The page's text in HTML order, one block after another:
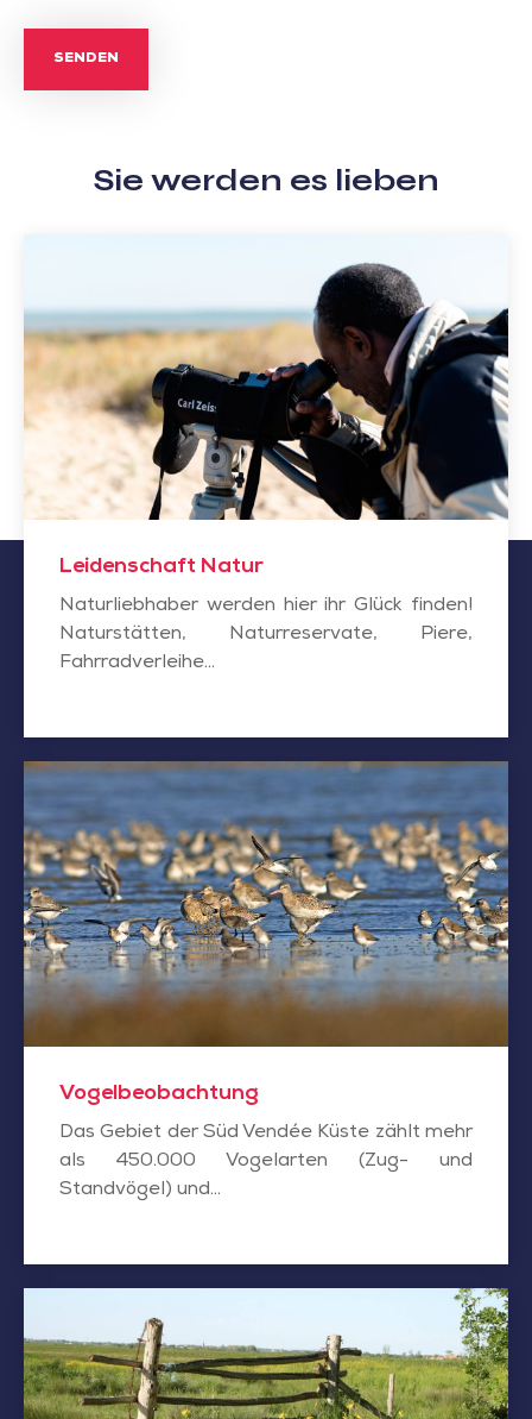
SENDEN
Sie werden es lieben
Leidenschaft Natur
Naturliebhaber werden hier ihr Glück finden!
Naturstätten, Naturreservate, Piere,
Fahrradverleihe...
Vogelbeobachtung
Vogelbeobachtung
Das Gebiet der Süd Vendée Küste zählt mehr
als 450.000 Vogelarten (Zug- und
Standvögel) und...
und
Fauna